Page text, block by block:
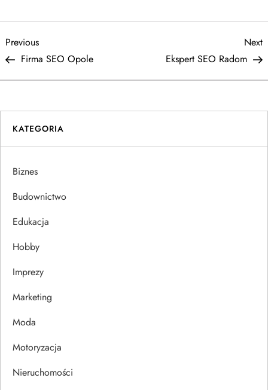
N
a
w
g
a
c
a
w
p
Previous
Post
Previous
Firma SEO Opole
Next
Ekspert SEO Radom
KATEGORIA
Biznes
Budownictwo
Edukacja
Hobby
Imprezy
Marketing
Moda
Motoryzacja
Nieruchomości